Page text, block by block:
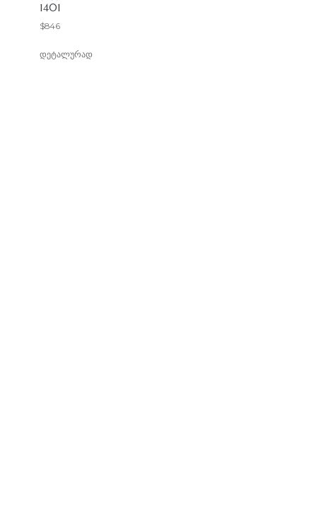
1401
$846
დეტალურად